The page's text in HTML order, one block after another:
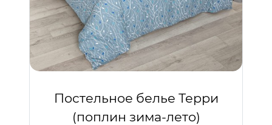
Постельное белье Терри
(поплин зима-лето)